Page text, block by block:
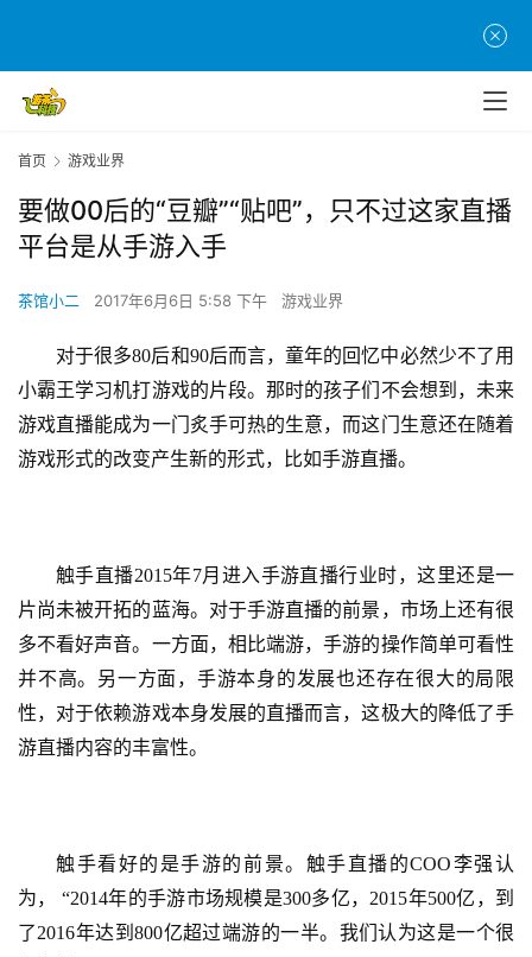
首页 游戏业界
要做00后的“豆瓣”“贴吧”，只不过这家直播
平台是从手游入手
茶馆小二 2017年6月6日 5:58 下午 游戏业界
对于很多80后和90后而言，童年的回忆中必然少不了用
小霸王学习机打游戏的片段。那时的孩子们不会想到，未来
游戏直播能成为一门炙手可热的生意，而这门生意还在随着
游戏形式的改变产生新的形式，比如手游直播。
触手直播2015年7月进入手游直播行业时，这里还是一
片尚未被开拓的蓝海。对于手游直播的前景，市场上还有很
多不看好声音。一方面，相比端游，手游的操作简单可看性
并不高。另一方面，手游本身的发展也还存在很大的局限
性，对于依赖游戏本身发展的直播而言，这极大的降低了手
游直播内容的丰富性。
触手看好的是手游的前景。触手直播的COO李强认
为， “2014年的手游市场规模是300多亿，2015年500亿，到
了2016年达到800亿超过端游的一半。我们认为这是一个很